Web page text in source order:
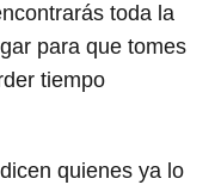
toda la
para que tomes
tiempo
quienes ya lo